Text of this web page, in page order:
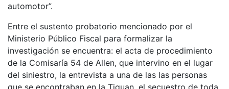
automotor”.
Entre el sustento probatorio mencionado por el
Ministerio Público Fiscal para formalizar la
investigación se encuentra: el acta de procedimiento
de la Comisaría 54 de Allen, que intervino en el lugar
del siniestro, la entrevista a una de las las personas
que se encontraban en la Tiguan, el secuestro de toda